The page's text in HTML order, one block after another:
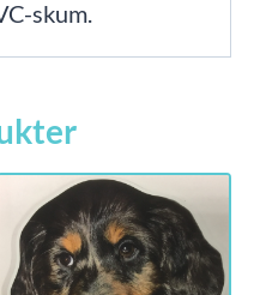
skum.